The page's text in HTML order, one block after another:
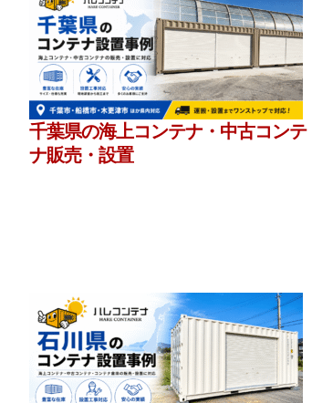
千葉県の海上コンテナ・中古コンテ
ナ販売・設置